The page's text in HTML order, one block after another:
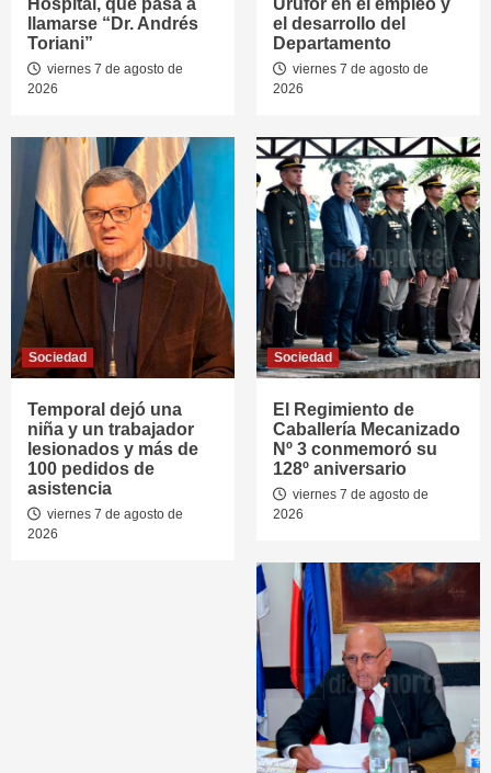
Hospital, que pasa a
llamarse “Dr. Andrés
Toriani”
viernes 7 de agosto de
2026
Urufor en el empleo y
el desarrollo del
Departamento
viernes 7 de agosto de
2026
Sociedad
Temporal dejó una
niña y un trabajador
lesionados y más de
100 pedidos de
asistencia
viernes 7 de agosto de
2026
Sociedad
El Regimiento de
Caballería Mecanizado
Nº 3 conmemoró su
128º aniversario
viernes 7 de agosto de
2026